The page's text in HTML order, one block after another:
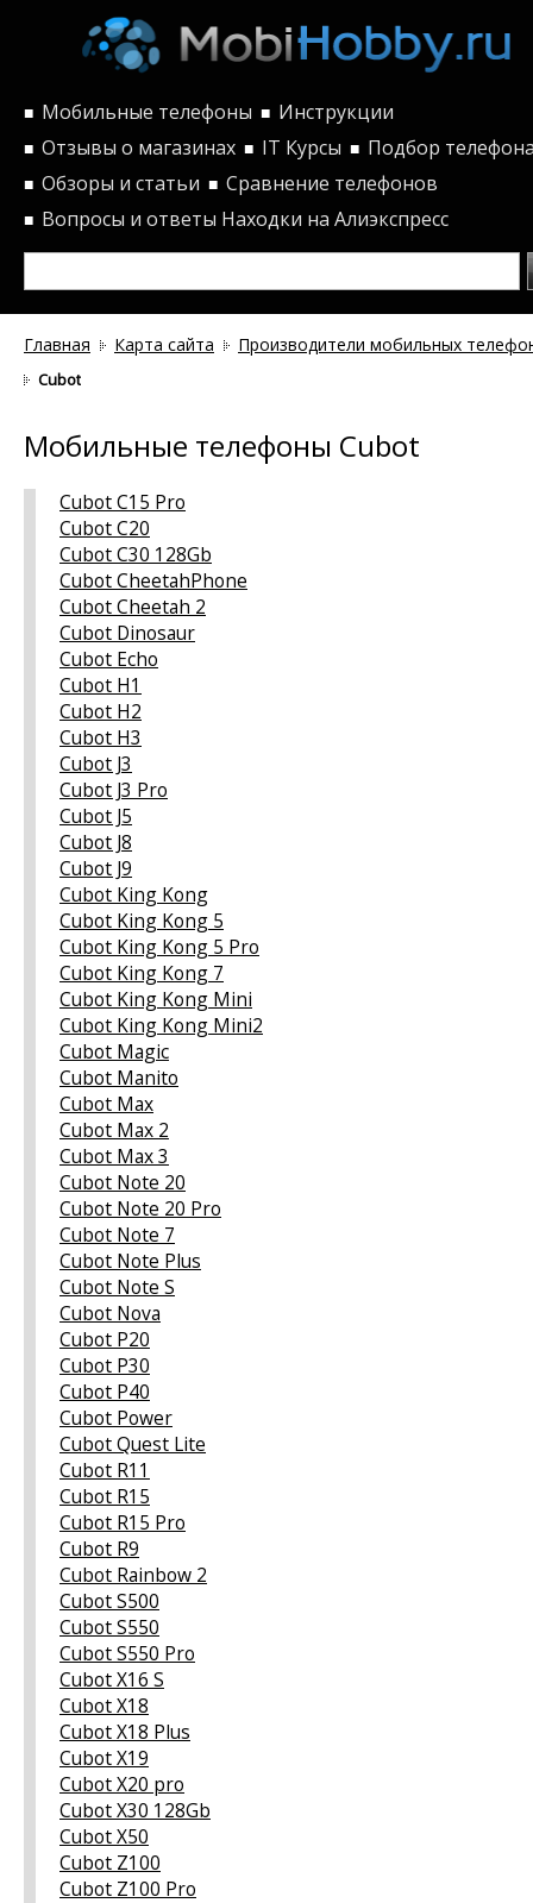
■ Мобильные телефоны ■ Инструкции
■ Отзывы о магазинах ■ IT Курсы ■ Подбор
■ Обзоры и статьи ■ Сравнение телефонов
■ Вопросы и ответы Находки на Алиэкспресс
Главная Карта сайта Производители мобильных
Cubot
Мобильные телефоны Cubot
Cubot C15 Pro
Cubot C20
Cubot C30 128Gb
Cubot CheetahPhone
Cubot Cheetah 2
Cubot Dinosaur
Cubot Echo
Cubot H1
Cubot H2
Cubot H3
Cubot J3
Cubot J3 Pro
Cubot J5
Cubot J8
Cubot J9
Cubot King Kong
Cubot King Kong 5
Cubot King Kong 5 Pro
Cubot King Kong 7
Cubot King Kong Mini
Cubot King Kong Mini2
Cubot Magic
Cubot Manito
Cubot Max
Cubot Max 2
Cubot Max 3
Cubot Note 20
Cubot Note 20 Pro
Cubot Note 7
Cubot Note Plus
Cubot Note S
Cubot Nova
Cubot P20
Cubot P30
Cubot P40
Cubot Power
Cubot Quest Lite
Cubot R11
Cubot R15
Cubot R15 Pro
Cubot R9
Cubot Rainbow 2
Cubot S500
Cubot S550
Cubot S550 Pro
Cubot X16 S
Cubot X18
Cubot X18 Plus
Cubot X19
Cubot X20 pro
Cubot X30 128Gb
Cubot X50
Cubot Z100
Cubot Z100 Pro